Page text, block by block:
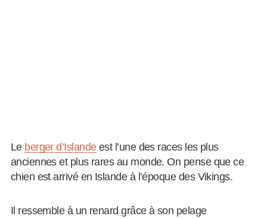
Le berger d’Islandeest l’une des races les plus
anciennes et plus rares au monde. On pense que ce
chien est arrivé en Islande à l’époque des Vikings.
Il ressemble à un renard grâce à son pelage